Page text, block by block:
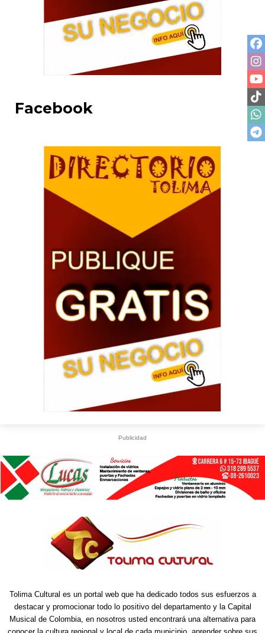
Facebook
Publicidad
Tolima Cultural es un portal web que ha dedicado todos sus esfuerzos a
destacar y promocionar todo lo positivo del departamento y la Capital
Musical de Colombia, en nosotros usted encontrará una alternativa para